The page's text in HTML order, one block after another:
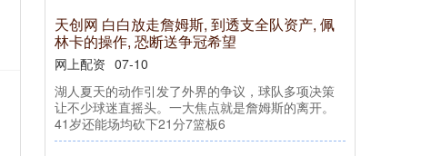
天创网 白白放走詹姆斯, 到透支全队资产, 佩
林卡的操作, 恐断送争冠希望
网上配资 07-10
湖人夏天的动作引发了外界的争议，球队多项决策
让不少球迷直摇头。一大焦点就是詹姆斯的离开。
41岁还能场均砍下21分7篮板6